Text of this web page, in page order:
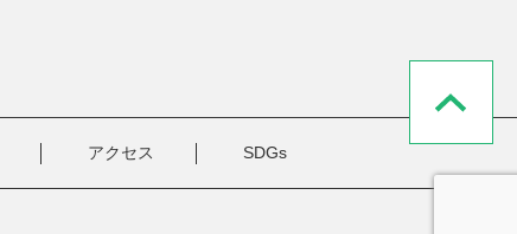
アクセス SDGs